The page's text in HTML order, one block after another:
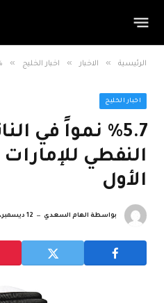
الرئيسية » الاخبار » اخبار الخليج » %5.7 نمواً في
اخبار الخليج
%5.7 نمواً في
النفطي
الأول
بواسطة الهام السعدي 12 ديسمبر، 2025